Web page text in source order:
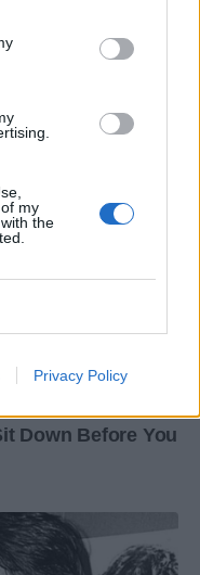
my
the
Privacy Policy